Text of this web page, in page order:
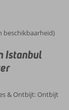
beschikbaarheid)
Istanbul
& Ontbijt: Ontbijt